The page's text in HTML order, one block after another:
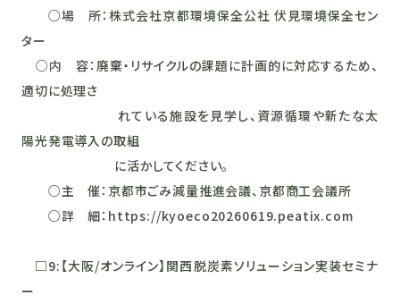
○場 所：株式会社京都環境保全公社 伏見環境保全セン
ター
○内 容：廃棄・リサイクルの課題に計画的に対応するため、
適切に処理さ
れている施設を見学し、資源循環や新たな太
陽光発電導入の取組
に活かしてください。
○主 催：京都市ごみ減量推進会議、京都商工会議所
○詳 細：https://kyoeco20260619.peatix.com
□9:【大阪/オンライン】関西脱炭素ソリューション実装セミナ
ー